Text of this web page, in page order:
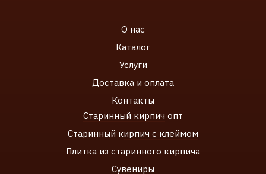
О нас
Каталог
Услуги
Доставка и оплата
Контакты
Старинный кирпич опт
Старинный кирпич с клеймом
Плитка из старинного кирпича
Сувениры